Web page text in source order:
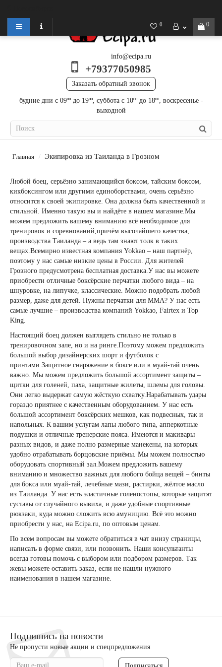
0
0
info@ecipa.ru
+79377050985
Заказать обратный звонок
будние дни с 09ºº до 19ºº, суббота с 10ºº до 18ºº, воскресенье -
выходной
Главная Экипировка из Таиланда в Грозном
Любой боец, серьёзно занимающийся боксом, тайским боксом,
кикбоксингом или другими единоборствами, очень серьёзно
относится к своей экипировке. Она должна быть качественной и
стильной. Именно такую вы и найдёте в нашем магазине.Мы
можем предложить вашему вниманию всё необходимое для
тренировок и соревнований,причём высочайшего качества,
производства Таиланда – а ведь там знают толк в таких
вещах.Всемирно известная компания Yokkao – наш партнёр,
поэтому у нас самые низкие цены в России. Для жителей
Грозного предусмотрена бесплатная доставка.У нас вы можете
приобрести отличные боксёрские перчатки любого вида – на
шнуровке, на липучке, классические. Можно подобрать любой
размер, даже для детей. Нужны перчатки для MMA? У нас есть
самые лучшие – производства компаний Yokkao, Fairtex и Top
King.
Настоящий боец должен выглядеть стильно не только в
тренировочном зале, но и на ринге.Поэтому можем предложить
большой выбор дизайнерских шорт и футболок с
принтами.Защитное снаряжение в боксе или в муай-тай очень
важно. Мы можем предложить большой ассортимент защиты –
щитки для голеней, паха, защитные жилеты, шлемы для головы.
Они легко выдержат самую жёсткую схватку.Нарабатывать удары
гораздо приятнее с качественным оборудованием. У нас есть
большой ассортимент боксёрских мешков, как подвесных, так и
напольных. К вашим услугам лапы любого типа, апперкотные
подушки и отличные тренерские пояса. Имеются и макивары
разных видов, и даже полно размерные манекены, на которых
удобно отрабатывать борцовские приёмы. Мы можем полностью
оборудовать спортивный зал.Можем предложить вашему
вниманию и множество важных для любого бойца вещей – бинты
для бокса или муай-тай, лечебные мази, растирки, жёлтое масло
из Таиланда. У нас есть эластичные голеностопы, которые защитят
суставы от случайного вывиха, и даже удобные спортивные
рюкзаки, куда можно сложить всю амуницию. Всё это можно
приобрести у нас, на Ecipa.ru, по оптовым ценам.
По всем вопросам вы можете обратиться в чат внизу страницы,
написать в форме связи, или позвонить. Наши консультанты
всегда готовы помочь с выбором или подбором размеров. Так
жевы можете оставить заказ, если не нашли нужного
наименования в нашем магазине.
Подпишись на новости
Не пропусти новые акции и спецпредложения